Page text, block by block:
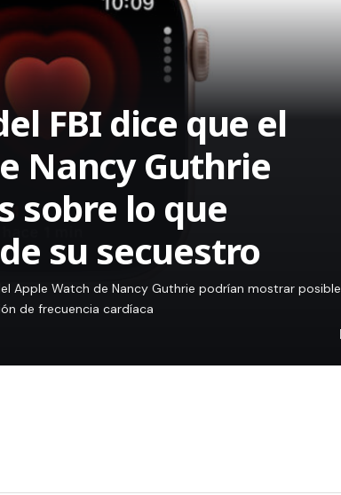
FBI dice que el
Nancy Guthrie
sobre lo que
su secuestro
Apple Watch de Nancy Guthrie podrían mostrar posible
de frecuencia cardíaca